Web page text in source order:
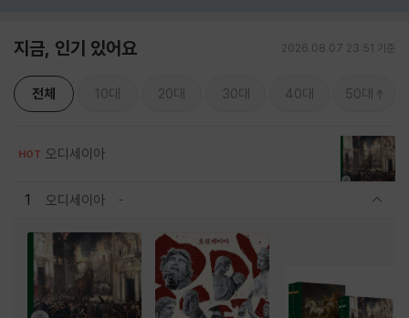
지금, 인기 있어요 2026.08.07 23:51 기준
전체 10대 20대 30대 40대 50대
HOT 오디세이아
1 오디세이아